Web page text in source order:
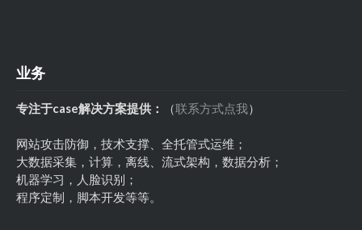
业务
专注于case解决方案提供： （联系方式点我）
网站攻击防御，技术支撑、全托管式运维；
大数据采集，计算，离线、流式架构，数据分析；
机器学习，人脸识别；
程序定制，脚本开发等等。